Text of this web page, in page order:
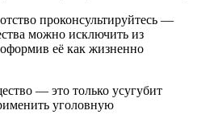
проконсультируйтесь —
можно исключить из
её как жизненно
— это только усугубит
уголовную